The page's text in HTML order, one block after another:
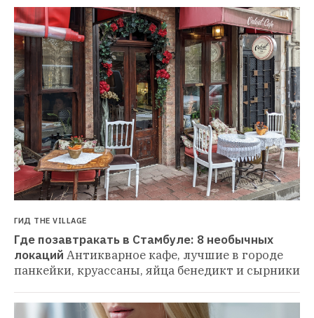
ГИД THE VILLAGE
Где позавтракать в Стамбуле: 8 необычных
локаций Антикварное кафе, лучшие в городе
панкейки, круассаны, яйца бенедикт и сырники